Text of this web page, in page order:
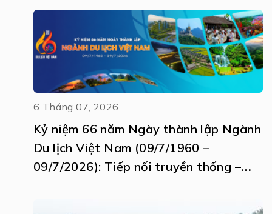
6 Tháng 07, 2026
Kỷ niệm 66 năm Ngày thành lập Ngành
Du lịch Việt Nam (09/7/1960 –
09/7/2026): Tiếp nối truyền thống –